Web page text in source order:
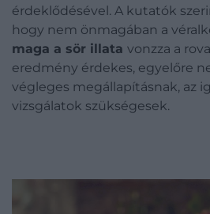
érdeklődésével. A kutatók
hogy nem önmagában a
maga a sör illata vonzza a
eredmény érdekes, egyelőre
végleges megállapításnak, az
vizsgálatok szükségesek.